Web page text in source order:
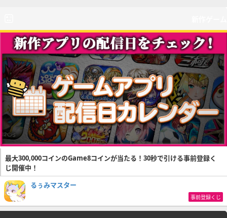
最大300,000コインのGame8コインが当たる！30秒で引ける事前登録く
じ開催中！
るぅみマスター
事前登録くじ